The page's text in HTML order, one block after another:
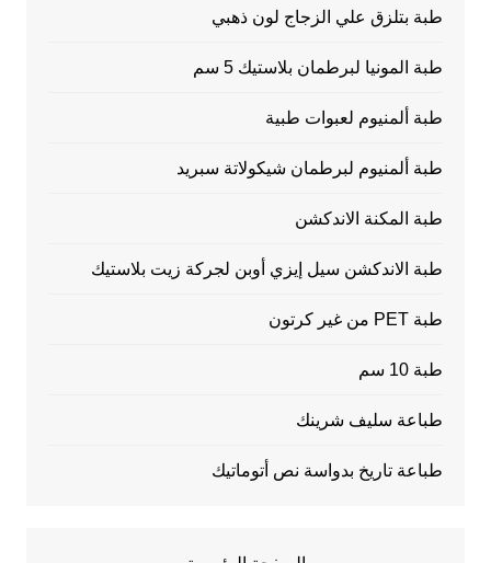
طبة بتلزق علي الزجاج لون ذهبي
طبة المونيا لبرطمان بلاستيك 5 سم
طبة ألمنيوم لعبوات طبية
طبة ألمنيوم لبرطمان شيكولاتة سبريد
طبة المكنة الاندكشن
طبة الاندكشن سيل إيزي أوبن لجركة زيت بلاستيك
طبة PET من غير كرتون
طبة 10 سم
طباعة سليف شرينك
طباعة تاريخ بدواسة نص أتوماتيك